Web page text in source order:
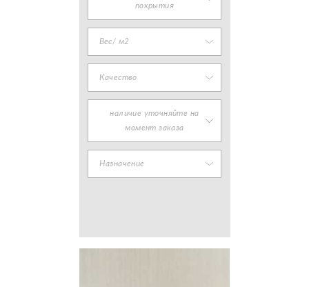
покрытия
Вес/ м2
Качество
наличие уточняйте на
момент заказа
Назначение